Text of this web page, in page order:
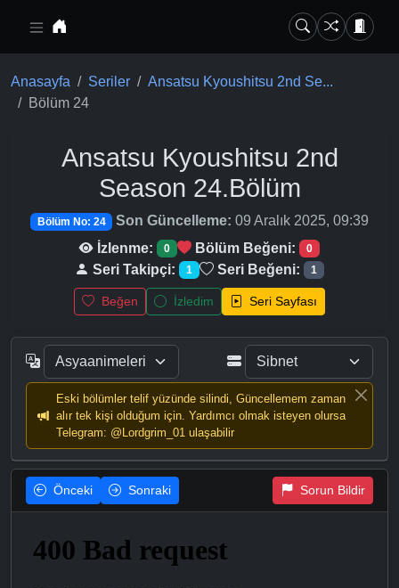
Anasayfa Seriler
Ansatsu Kyoushitsu 2nd Se...
Bölüm 24
Ansatsu Kyoushitsu 2nd
Season 24.Bölüm
Bölüm No: 24 Son Güncelleme: 09 Aralık 2025, 09:39
İzlenme:
0 Bölüm Beğeni: 0
Seri Takipçi: 1 Seri Beğeni: 1
Beğen İzledim Seri Sayfası
Eski bölümler telif yüzünde silindi, Güncellemem zaman
alır tek kişi olduğum için. Yardımcı olmak isteyen olursa
Telegram: @Lordgrim_01 ulaşabilir
Önceki Sonraki Sorun Bildir